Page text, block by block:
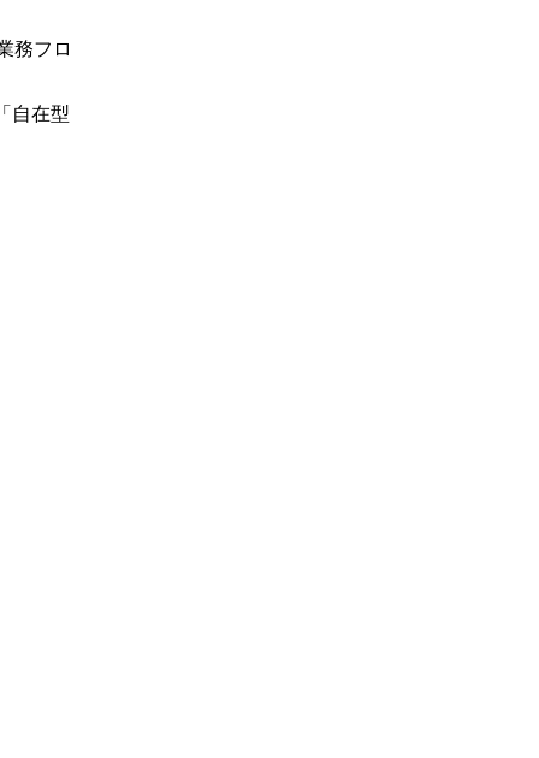
務フロ
自在型